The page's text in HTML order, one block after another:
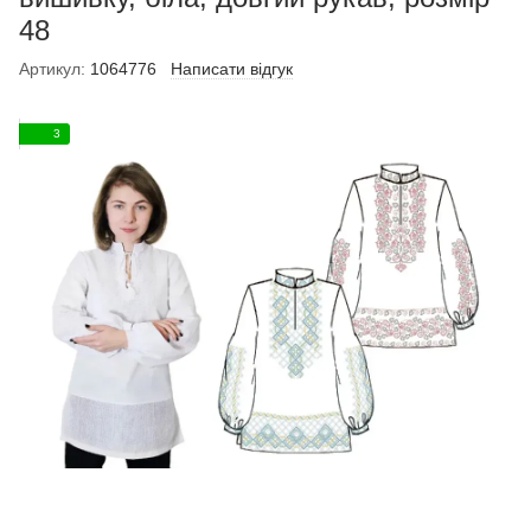
48
Артикул: 1064776 Написати відгук
3